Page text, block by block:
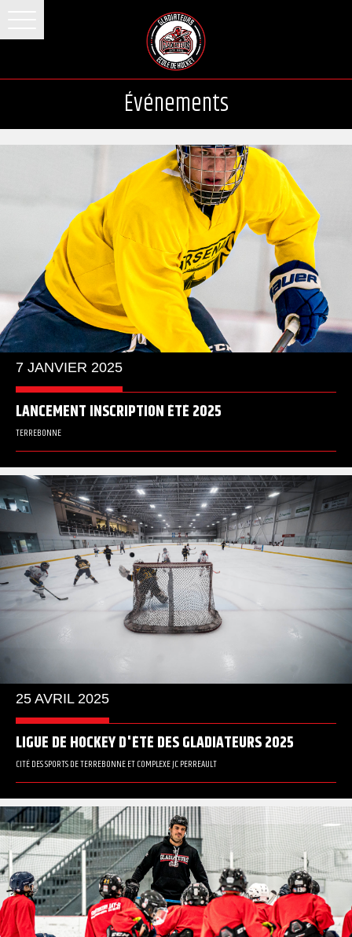
Événements
7 JANVIER 2025
LANCEMENT INSCRIPTION ÉTÉ 2025
TERREBONNE
25 AVRIL 2025
LIGUE DE HOCKEY D'ÉTÉ DES GLADIATEURS 2025
CITÉ DES SPORTS DE TERREBONNE ET COMPLEXE JC PERREAULT